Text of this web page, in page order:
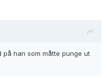
på han som måtte punge ut